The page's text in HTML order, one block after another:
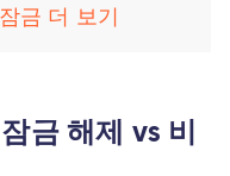
금 더 보기
금 해제 vs 비